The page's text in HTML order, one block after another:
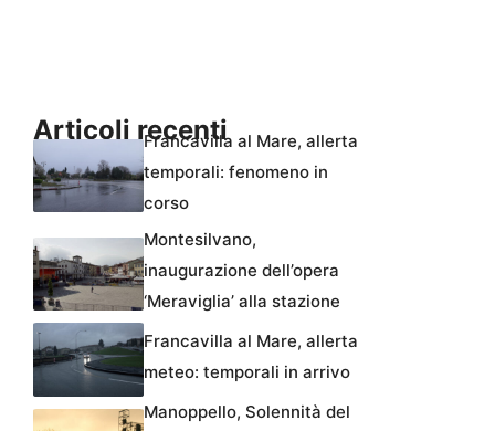
Articoli recentiFrancavilla al Mare, allerta
temporali: fenomeno in
corso
Montesilvano,
inaugurazione dell’opera
‘Meraviglia’ alla stazione
Francavilla al Mare, allerta
meteo: temporali in arrivo
Manoppello, Solennità del